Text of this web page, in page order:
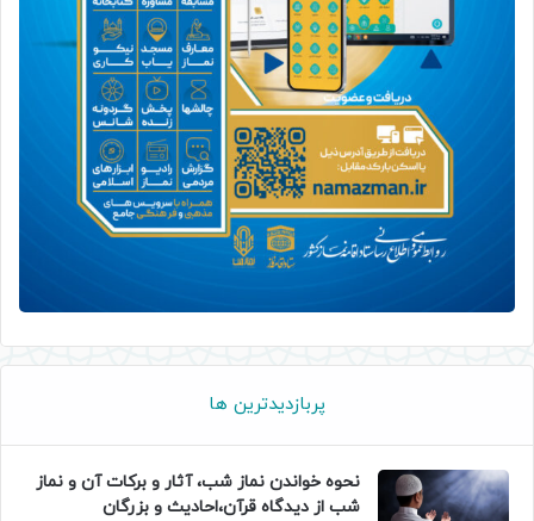
پربازدیدترین ها
نحوه خواندن نماز شب، آثار و برکات آن و نماز
شب از دیدگاه قرآن،احادیث و بزرگان